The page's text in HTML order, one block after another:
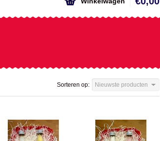
Sorteren op: Nieuwste producten